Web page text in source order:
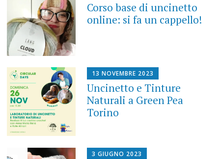
Corso base di uncinetto
online: si fa un cappello!
13 NOVEMBRE 2023
Uncinetto e Tinture
Naturali a Green Pea
Torino
3 GIUGNO 2023